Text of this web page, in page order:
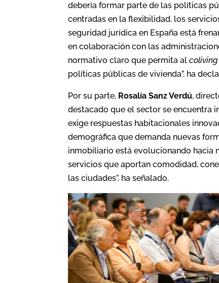
debería formar parte de las políticas
centradas en la flexibilidad, los
seguridad jurídica en España está
en colaboración con las
normativo claro que permita al
políticas públicas de vivienda”, ha
Por su parte, Rosalía Sanz Verdú,
destacado que el sector se encuentra
exige respuestas habitacionales
demográfica que demanda nuevas
inmobiliario está evolucionando hacia
servicios que aportan comodidad,
las ciudades”, ha señalado.